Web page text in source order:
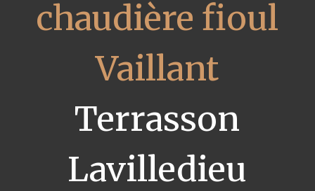
chaudière fioul
Vaillant
Terrasson
Lavilledieu